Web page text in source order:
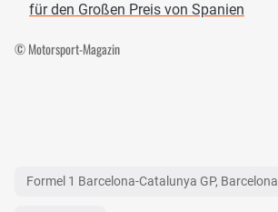
für den Großen Preis von Spanien
© Motorsport-Magazin
Formel 1 Barcelona-Catalunya GP, Barcelona